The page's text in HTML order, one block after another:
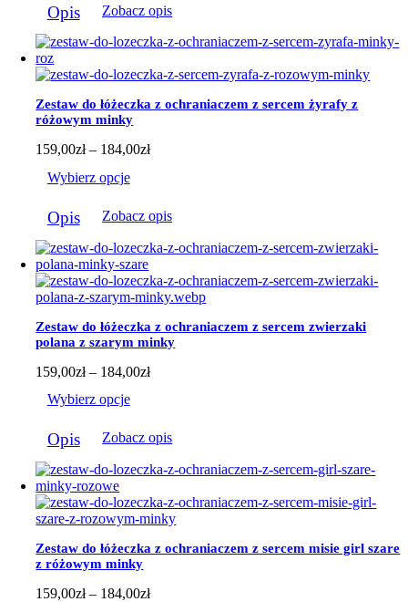
do
produkt
ma
wiele
wariantów.
Opcje
można
wybrać
na
stronie
Opis Zobacz opis
Zestaw do łóżeczka z ochraniaczem z sercem żyrafy z
różowym minky
159,00zł – 184,00złZakres
do
Wybierz opcje
produkt
ma
wiele
wariantów.
Opcje
można
wybrać
na
stronie
produktu
Opis Zobacz opis
Zestaw do łóżeczka z ochraniaczem z sercem zwierzaki
polana z szarym minky
159,00zł – 184,00złZakres
do
Wybierz opcje
produkt
ma
wiele
wariantów.
Opcje
można
wybrać
na
stronie
produktu
Opis Zobacz opis
Zestaw do łóżeczka z ochraniaczem z sercem misie girl szare
z różowym minky
159,00zł – 184,00złZakres